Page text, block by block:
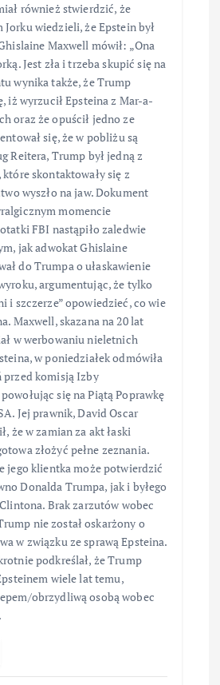
również stwierdzić, że
Jorku wiedzieli, że Epstein był
Maxwell mówił: „Ona
Jest zła i trzeba skupić się na
wynika także, że Trump
iż wyrzucił Epsteina z Mar-a-
oraz że opuścił jedno ze
się, że w pobliżu są
Reitera, Trump był jedną z
skontaktowały się z
wyszło na jaw. Dokument
momencie
FBI nastąpiło zaledwie
jak adwokat Ghislaine
do Trumpa o ułaskawienie
argumentując, że tylko
i szczerze” opowiedzieć, co wie
Maxwell, skazana na 20 lat
w werbowaniu nieletnich
w poniedziałek odmówiła
przed komisją Izby
się na Piątą Poprawkę
Jej prawnik, David Oscar
że w zamian za akt łaski
złożyć pełne zeznania.
jego klientka może potwierdzić
Donalda Trumpa, jak i byłego
Brak zarzutów wobec
nie został oskarżony o
w związku ze sprawą Epsteina.
podkreślał, że Trump
wiele lat temu,
obrzydliwą osobą wobec